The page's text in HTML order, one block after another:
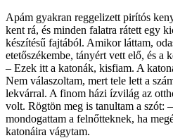
Apám gyakran reggelizett pirítós
kent rá, és minden falatra rátett egy
készítésű fajtából. Amikor láttam,
etetőszékembe, tányért vett elő, és a
– Ezek itt a katonák, kisfiam. A
Nem válaszoltam, mert tele lett a
lekvárral. A finom házi ízvilág az
volt. Rögtön meg is tanultam a szót:
mondogattam a felnőtteknek, ha
katonáira vágytam.